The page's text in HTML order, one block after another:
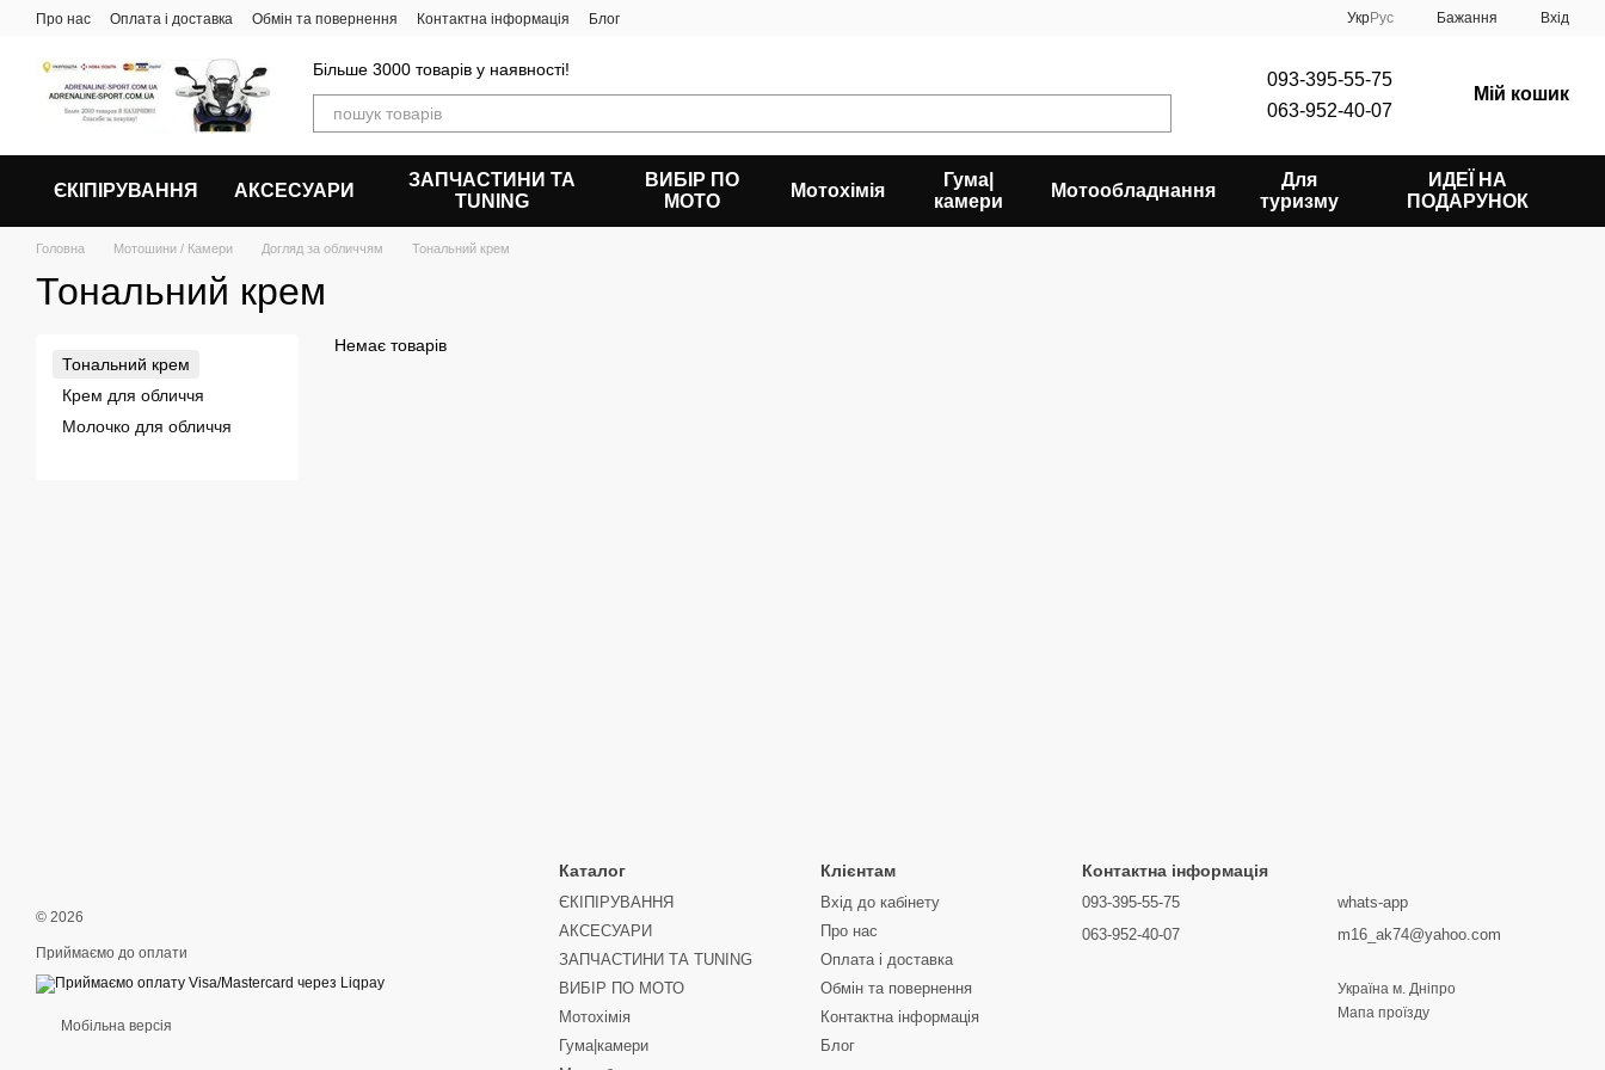
Перейти до основного контенту
Про нас Оплата і доставка Обмін та повернення Контактна інформація Блог УкрРус Бажання Вхід
Більше 3000 товарів у наявності!
093-395-55-75
063-952-40-07
Мій кошик
ЄКІПІРУВАННЯ АКСЕСУАРИ
ЗАПЧАСТИНИ ТА
ТUNING
ВИБІР ПО
МОТО
Мотохімія
Гума|
камери
Мотообладнання
Для
туризму
ИДЕЇ НА
ПОДАРУНОК
Головна Мотошини / Камери Догляд за обличчям Тональний крем
Тональний крем
Немає товарів
Тональний крем
Крем для обличчя
Молочко для обличчя
© 2026
Приймаємо до оплати
Мобільна версія
Каталог
ЄКІПІРУВАННЯ
АКСЕСУАРИ
ЗАПЧАСТИНИ ТА ТUNING
ВИБІР ПО МОТО
Мотохімія
Гума|камери
Клієнтам
Вхід до кабінету
Про нас
Оплата і доставка
Обмін та повернення
Контактна інформація
Блог
Контактна інформація
093-395-55-75
063-952-40-07
whats-app
m16_ak74@yahoo.com
Україна м. Дніпро
Мапа проїзду